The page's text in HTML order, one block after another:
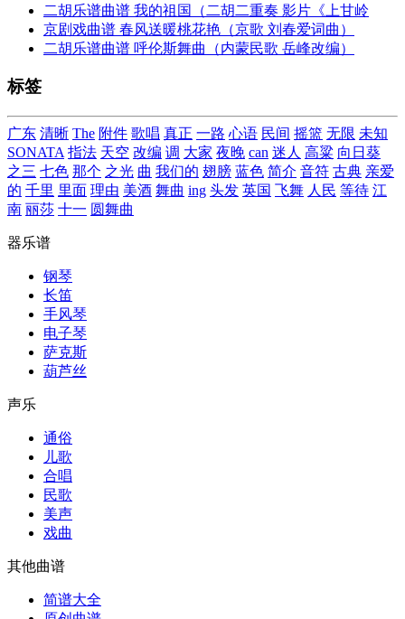
二胡乐谱曲谱 我的祖国（二胡二重奏 影片《上甘岭
京剧戏曲谱 春风送暖桃花艳（京歌 刘春爱词曲）
二胡乐谱曲谱 呼伦斯舞曲（内蒙民歌 岳峰改编）
标签
广东 清晰 The 附件 歌唱 真正 一路 心语 民间 摇篮 无限 未知
SONATA 指法 天空 改编 调 大家 夜晚 can 迷人 高粱 向日葵
之三 七色 那个 之光 曲 我们的 翅膀 蓝色 简介 音符 古典 亲爱
的 千里 里面 理由 美酒 舞曲 ing 头发 英国 飞舞 人民 等待 江
南 丽莎 十一 圆舞曲
器乐谱
钢琴
长笛
手风琴
电子琴
萨克斯
葫芦丝
声乐
通俗
儿歌
合唱
民歌
美声
戏曲
其他曲谱
简谱大全